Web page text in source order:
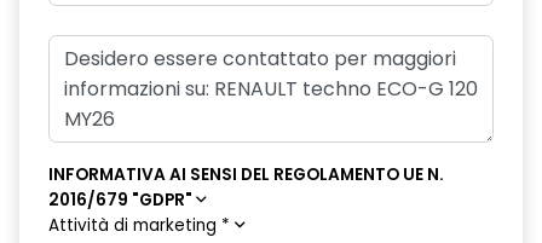
INFORMATIVA AI SENSI DEL REGOLAMENTO UE N.
2016/679 "GDPR"
Attività di marketing *